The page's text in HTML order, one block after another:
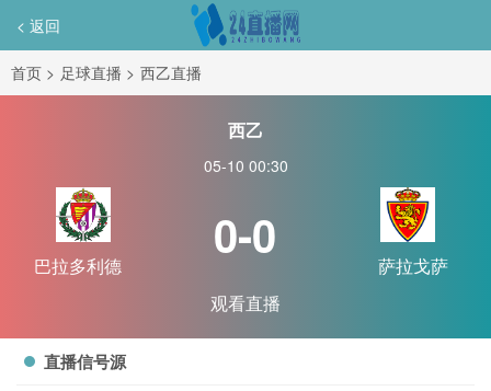
< 返回
首页 > 足球直播 > 西乙直播
西乙
05-10 00:30
巴拉多利德
0-0
萨拉戈萨
观看直播
直播信号源